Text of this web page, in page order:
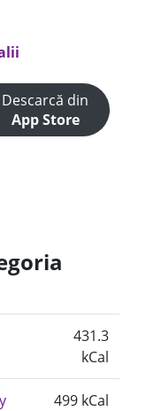
Descarcă din
App Store
431.3
kCal
499 kCal